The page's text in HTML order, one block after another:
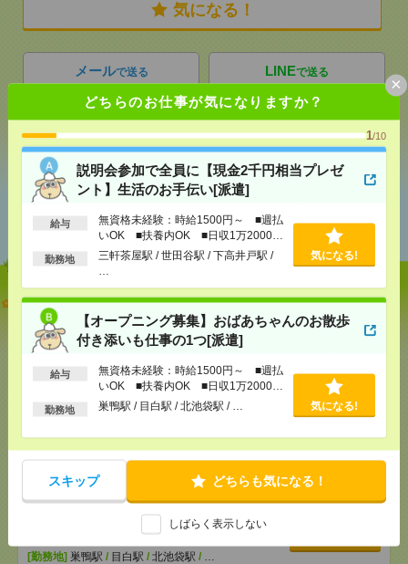
どちらのお仕事が気になりますか？
1/10
説明会参加で全員に【現金2千円相当プレゼ
ント】生活のお手伝い[派遣]
給与
無資格未経験：時給1500円～ ■週払
いOK ■扶養内OK ■日収1万2000円
以上
勤務地
三軒茶屋駅 / 世田谷駅 / 下高井戸駅 /
気になる!
【オープニング募集】おばあちゃんのお散歩
付き添いも仕事の1つ[派遣]
給与
無資格未経験：時給1500円～ ■週払
いOK ■扶養内OK ■日収1万2000円
以上
勤務地 巣鴨駅 / 目白駅 / 北池袋駅 / … 気になる!
スキップ どちらも気になる！
しばらく表示しない
×
気になる！
メールで送る LINEで送る
シェア ツイート ブックマーク
おすすめ
説明会参加で全員に【現金2千円相当プレゼント】生
活のお手伝い[派遣]
[給 与]無資格未経験：時給1500円～ ■週払い
OK ■扶養内OK ■日収1万2000円以上
交通費全額支給
[勤務地]三軒茶屋駅/ 世田谷駅/ 下高井戸駅
気になる！
【オープニング募集】おばあちゃんのお散歩付き添
いも仕事の1つ[派遣]
[給 与]無資格未経験：時給1500円～ ■週払い
OK ■扶養内OK ■日収1万2000円以上
交通費全額支給
[勤務地] 巣鴨駅 / 目白駅 / 北池袋駅 / …